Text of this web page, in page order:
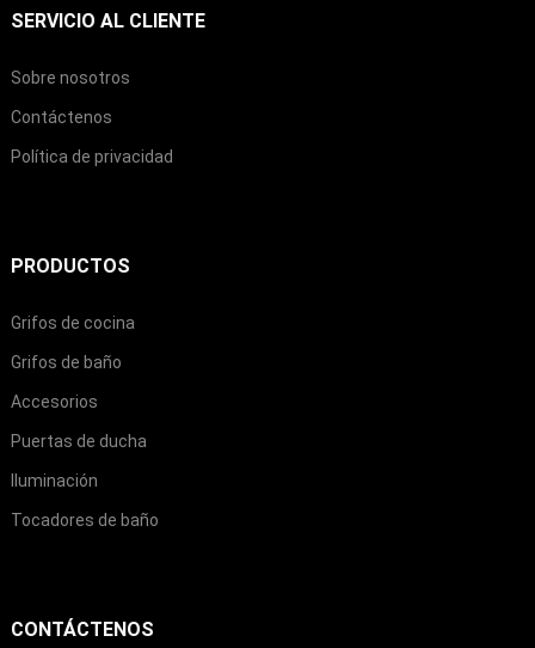
SERVICIO AL CLIENTE
Sobre nosotros
Contáctenos
Política de privacidad
PRODUCTOS
Grifos de cocina
Grifos de baño
Accesorios
Puertas de ducha
Iluminación
Tocadores de baño
CONTÁCTENOS